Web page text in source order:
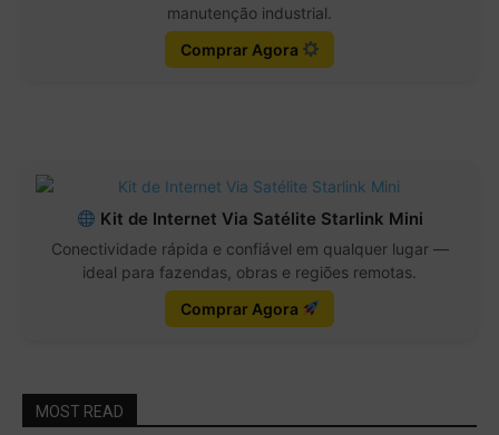
manutenção industrial.
Comprar Agora
Kit de Internet Via Satélite Starlink Mini
Conectividade rápida e confiável em qualquer lugar —
ideal para fazendas, obras e regiões remotas.
Comprar Agora
MOST READ